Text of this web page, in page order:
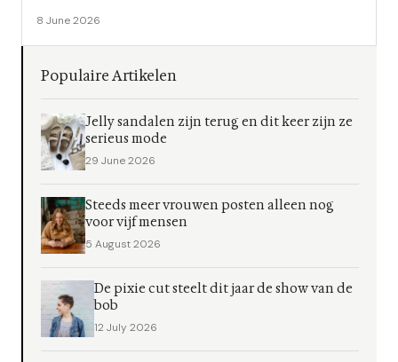
8 June 2026
Populaire Artikelen
Jelly sandalen zijn terug en dit keer zijn ze
serieus mode
29 June 2026
Steeds meer vrouwen posten alleen nog
voor vijf mensen
5 August 2026
De pixie cut steelt dit jaar de show van de
bob
12 July 2026